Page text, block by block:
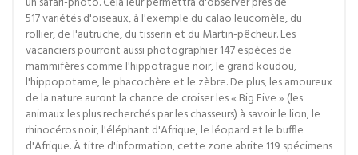
517 variétés d'oiseaux, à l'exemple du calao leucomèle, du
rollier, de l'autruche, du tisserin et du Martin-pêcheur. Les
vacanciers pourront aussi photographier 147 espèces de
mammifères comme l'hippotrague noir, le grand koudou,
l'hippopotame, le phacochère et le zèbre. De plus, les amoureux
de la nature auront la chance de croiser les « Big Five » (les
animaux les plus recherchés par les chasseurs) à savoir le lion, le
rhinocéros noir, l'éléphant d'Afrique, le léopard et le buffle
d'Afrique. À titre d'information, cette zone abrite 119 spécimens